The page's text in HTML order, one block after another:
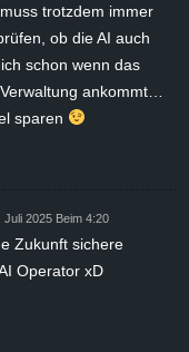
trotzdem immer
ob die AI auch
schon wenn das
ankommt…
sparen
Juli 2025 Beim 4:20
Zukunft sichere
Operator xD